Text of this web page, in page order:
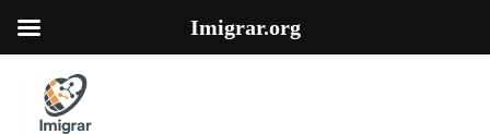
Imigrar.org